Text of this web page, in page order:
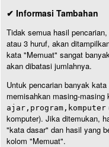
✔ Informasi Tambahan
Tidak semua hasil
atau 3 huruf, akan
kata "Memuat" sangat
akan dibatasi jumlahnya.
Untuk pencarian banyak
memisahkan masing-
ajar,program,komputer
komputer). Jika ditemukan,
"kata dasar" dan hasil yang
kolom "Memuat".